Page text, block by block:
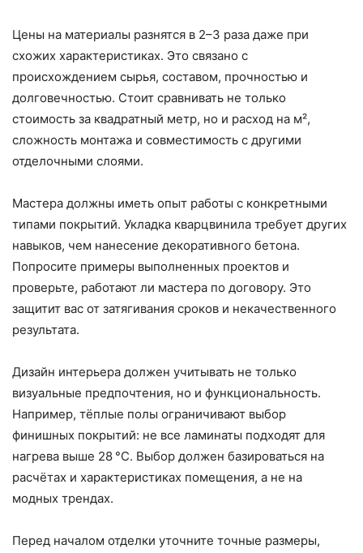
Цены на материалы разнятся в 2–3 раза даже при
схожих характеристиках. Это связано с
происхождением сырья, составом, прочностью и
долговечностью. Стоит сравнивать не только
стоимость за квадратный метр, но и расход на м²,
сложность монтажа и совместимость с другими
отделочными слоями.
Мастера должны иметь опыт работы с конкретными
типами покрытий. Укладка кварцвинила требует других
навыков, чем нанесение декоративного бетона.
Попросите примеры выполненных проектов и
проверьте, работают ли мастера по договору. Это
защитит вас от затягивания сроков и некачественного
результата.
Дизайн интерьера должен учитывать не только
визуальные предпочтения, но и функциональность.
Например, тёплые полы ограничивают выбор
финишных покрытий: не все ламинаты подходят для
нагрева выше 28 °C. Выбор должен базироваться на
расчётах и характеристиках помещения, а не на
модных трендах.
Перед началом отделки уточните точные размеры,